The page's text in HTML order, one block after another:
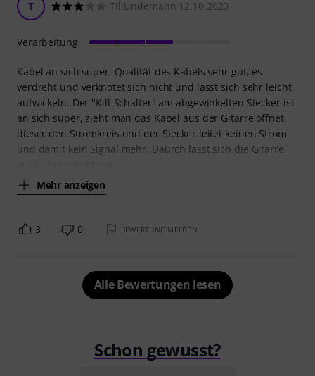
T TillLindemann 12.10.2020
Kabel an sich super, Qualität des Kabels sehr gut, es
verdreht und verknotet sich nicht und lässt sich sehr leicht
aufwickeln. Der "Kill-Schalter" am abgewinkelten Stecker ist
an sich super, zieht man das Kabel aus der Gitarre öffnet
dieser den Stromkreis und der Stecker leitet keinen Strom
und damit kein Signal mehr. Daurch lässt sich die Gitarre
Mehr anzeigen
Verarbeitung
3 0 BEWERTUNG MELDEN
Alle Bewertungen lesen
Schon gewusst?